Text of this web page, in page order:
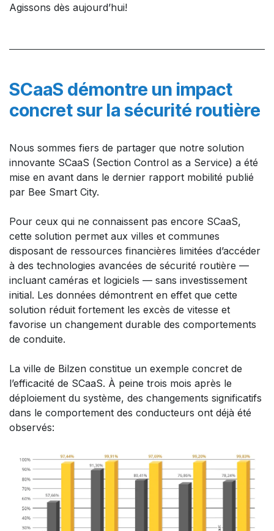
Agissons dès aujourd’hui!
SCaaS démontre un impact
concret sur la sécurité routière​
Nous sommes fiers de partager que notre solution
innovante SCaaS (Section Control as a Service) a été
mise en avant dans le dernier rapport mobilité publié
par Bee Smart City.
Pour ceux qui ne connaissent pas encore SCaaS,
cette solution permet aux villes et communes
disposant de ressources financières limitées d’accéder
à des technologies avancées de sécurité routière —
incluant caméras et logiciels — sans investissement
initial. Les données démontrent en effet que cette
solution réduit fortement les excès de vitesse et
favorise un changement durable des comportements
de conduite.
La ville de Bilzen constitue un exemple concret de
l’efficacité de SCaaS. À peine trois mois après le
déploiement du système, des changements significatifs
dans le comportement des conducteurs ont déjà été
observés: